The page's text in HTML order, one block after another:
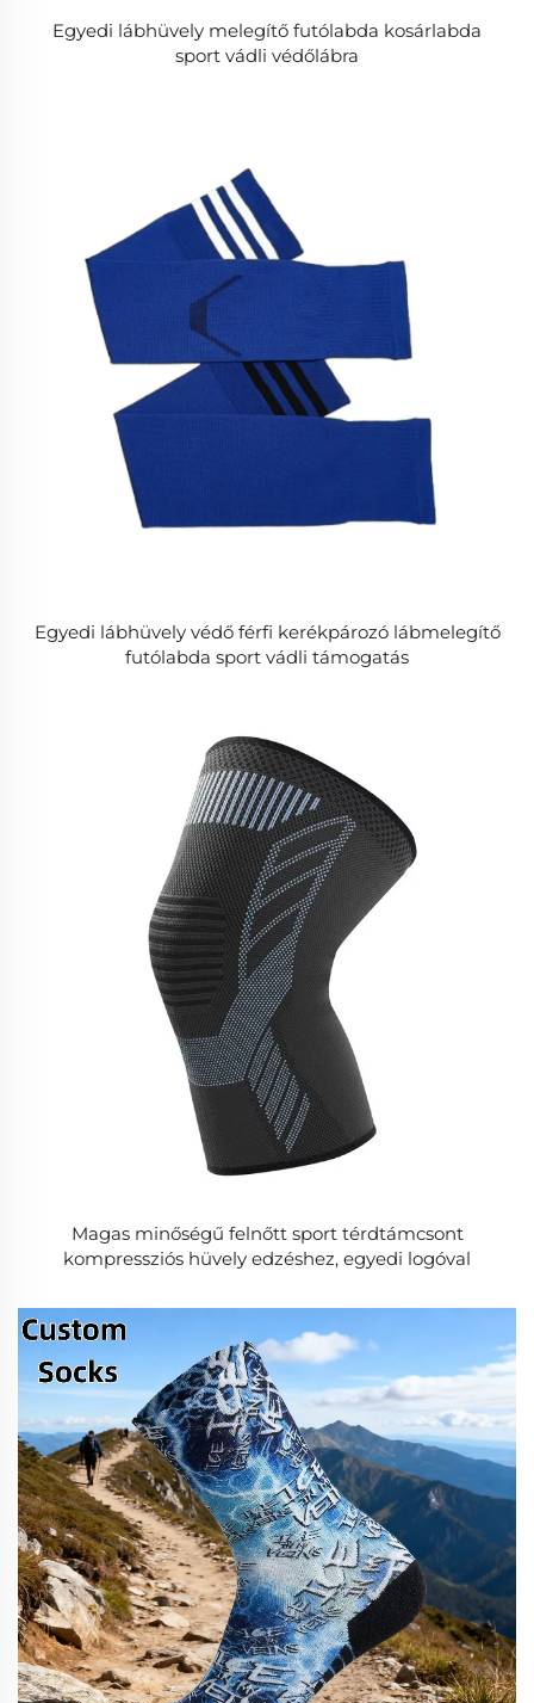
Egyedi lábhüvely melegítő futólabda kosárlabda
sport vádli védőlábra
Egyedi lábhüvely védő férfi kerékpározó lábmelegítő
futólabda sport vádli támogatás
Magas minőségű felnőtt sport térdtámcsont
kompressziós hüvely edzéshez, egyedi logóval